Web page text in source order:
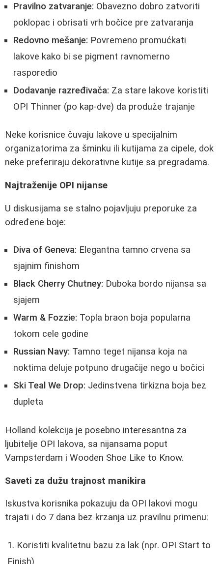
Pravilno zatvaranje: Obavezno dobro zatvoriti
poklopac i obrisati vrh bočice pre zatvaranja
Redovno mešanje: Povremeno promućkati
lakove kako bi se pigment ravnomerno
rasporedio
Dodavanje razređivača: Za stare lakove koristiti
OPI Thinner (po kap-dve) da produže trajanje
Neke korisnice čuvaju lakove u specijalnim
organizatorima za šminku ili kutijama za cipele, dok
neke preferiraju dekorativne kutije sa pregradama.
Najtraženije OPI nijanse
U diskusijama se stalno pojavljuju preporuke za
određene boje:
Diva of Geneva: Elegantna tamno crvena sa
sjajnim finishom
Black Cherry Chutney: Duboka bordo nijansa sa
sjajem
Warm & Fozzie: Topla braon boja popularna
tokom cele godine
Russian Navy: Tamno teget nijansa koja na
noktima deluje potpuno drugačije nego u bočici
Ski Teal We Drop: Jedinstvena tirkizna boja bez
dupleta
Holland kolekcija je posebno interesantna za
ljubitelje OPI lakova, sa nijansama poput
Vampsterdam i Wooden Shoe Like to Know.
Saveti za dužu trajnost manikira
Iskustva korisnika pokazuju da OPI lakovi mogu
trajati i do 7 dana bez krzanja uz pravilnu primenu:
Koristiti kvalitetnu bazu za lak (npr. OPI Start to
Finish)